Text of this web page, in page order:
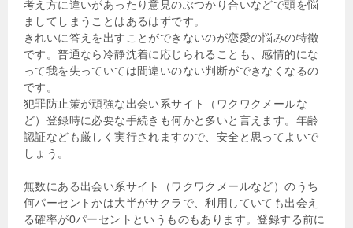
考え方に違いがあったり意見のぶつかり合いなどで頭を悩
ましてしまうことはあるはずです。
きれいに答えを出すことができないのが恋愛の悩みの特徴
です。普通なら冷静沈着に応じられることも、感情的にな
って我を失っていては間違いのない判断ができなくなるの
です。
犯罪防止策が頑強な出会い系サイト（ワクワクメールな
ど）登録時に必要な手続きも何かと多いと言えます。年齢
認証なども厳しく実行されますので、安全と思ってよいで
しょう。
無数にある出会い系サイト（ワクワクメールなど）のうち
何パーセントかは大半がサクラで、利用していても出会え
る確率が0パーセントというものもあります。登録する前に